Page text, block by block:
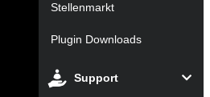
Stellenmarkt
Plugin Downloads
Support